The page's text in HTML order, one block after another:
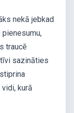
nekā jebkad
traucē
sazināties
kurā